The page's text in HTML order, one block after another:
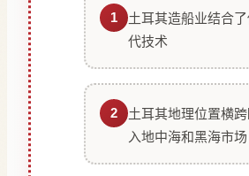
1
土耳其造船业结合
代技术
2
土耳其地理位置横
入地中海和黑海市场